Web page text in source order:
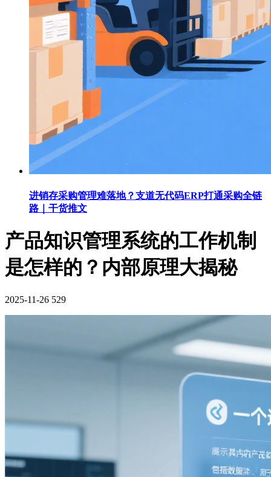
进销存采购管理难落地？支道无代码ERP打通采购全链
路｜干货推文
产品知识管理系统的工作机制
是怎样的？内部原理大揭秘
2025-11-26 529